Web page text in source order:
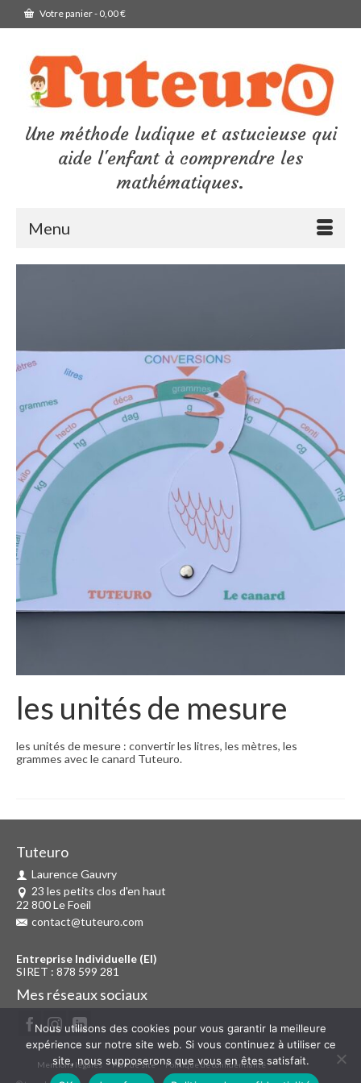
Votre panier- 0,00€
Une méthode ludique et astucieuse qui
aide l'enfant à comprendre les
mathématiques.
Menu
les unités de mesure
les unités de mesure : convertir les litres, les mètres, les
grammes avec le canard Tuteuro.
Tuteuro
Laurence Gauvry
23 les petits clos d'en haut
22 800 Le Foeil
contact@tuteuro.com
Entreprise Individuelle (EI)
SIRET : 878 599 281
Mes réseaux sociaux
Mentions légales Plan de site
Politique de confidentialité
Nous utilisons des cookies pour vous garantir la meilleure
expérience sur notre site web. Si vous continuez à utiliser ce
site, nous supposerons que vous en êtes satisfait.